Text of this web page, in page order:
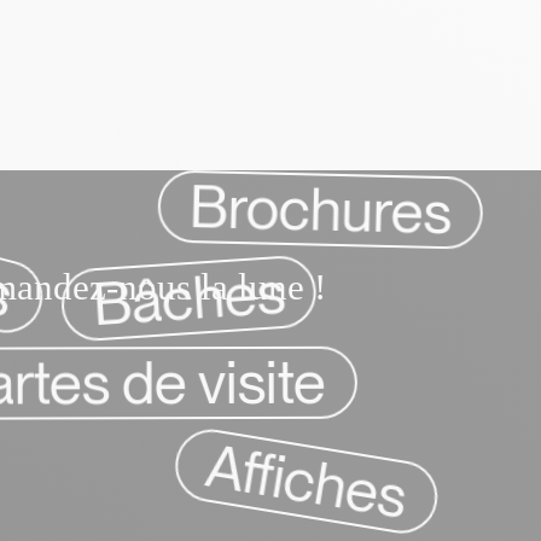
andez-nous la lune !
Demandez-nous la lune !
Catalogues
Brochures
Stand parapluie
Bâches